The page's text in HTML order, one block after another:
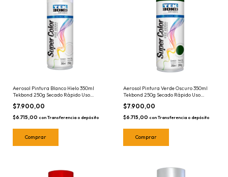
Aerosol Pintura Blanco Hielo 350ml
Tekbond 250g Secado Rápido Uso
General Tek Bond Blanca
$7.900,00
$6.715,00 con Transferencia o depósito
Aerosol Pintura Verde Oscuro 350ml
Tekbond 250g Secado Rápido Uso
General Tek Bond
$7.900,00
$6.715,00 con Transferencia o depósito